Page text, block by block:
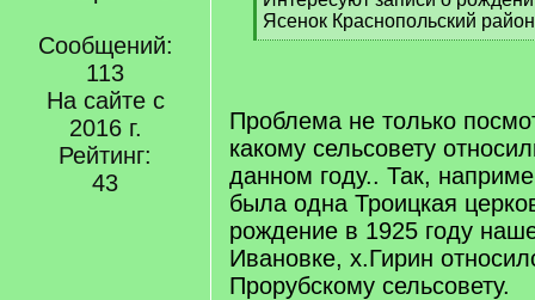
Сообщений:
113
На сайте с
2016 г.
Рейтинг:
43
q
]
Ясенок Краснопольский
[
Проблема не только
какому сельсовету
данном году.. Так,
была одна Троицкая
рождение в 1925 году
Ивановке, х.Гирин
Прорубскому сельсовету.